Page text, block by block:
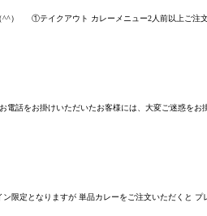
^^） ①テイクアウト カレーメニュー2人前以上ご注文
話をお掛けいただいたお客様には、大変ご迷惑を
定となりますが 単品カレーをご注文いただくと プ